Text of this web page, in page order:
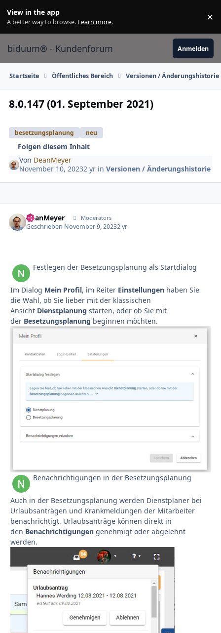
View in the app
A better way to browse. Learn more. ×
biduum® - Kundenforum Anmelden
Startseite Öffentliches Bereich Versionen / Änderungshistorie
8.0.147 (01. September 2021)
besetzungsplanung neu
Folgen diesem Inhalt
Von DeanMeyer
November 10, 20232 yr inVersionen / Änderungshistorie
DeanMeyer Moderators
Geschrieben November 9, 20232 yr
Festlegen der Besetzungsplanung als Startdialog
Im Dialog Mein Profil, im Reiter Einstellungen haben Sie
die Wahl, ob Sie lieber mit der klassischen
Ansicht Dienstplanung starten, oder ob Sie mit
der Besetzungsplanung beginnen möchten.
Benachrichtigungen in der Besetzungsplanung
Auch in der Besetzungsplanung werden Dienstplaner bei
Urlaubsanträgen und Krankmeldungen der Mitarbeiter
benachrichtigt. Urlaubsanträge können direkt in
den Benachrichtigungen genehmigt oder abgelehnt
werden.